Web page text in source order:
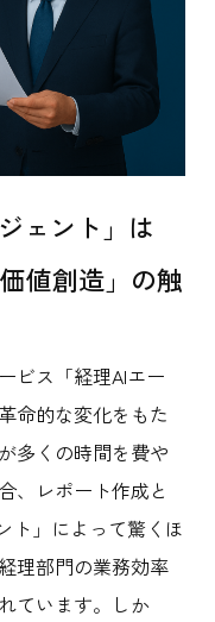
ェント」は
値創造」の触
ビス「経理AIエー
命的な変化をもた
多くの時間を費や
、レポート作成と
ト」によって驚くほ
理部門の業務効率
ています。しか